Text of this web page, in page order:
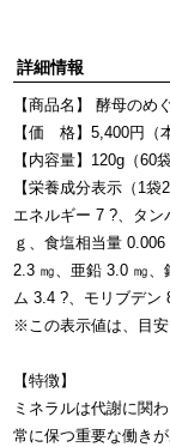
詳細情報
【商品名】 酵母のめ
【価 格】5,400円（
【内容量】120g（60
【栄養成分表示（1袋
エネルギー 7 ?、タ
ｇ、食塩相当量
2.3 ㎎、亜鉛 3.0 ㎎
ム 3.4 ?、モリブデン
※この表示値は、目安
【特徴】
ミネラルは代謝に関
常に保つ重要な働きが